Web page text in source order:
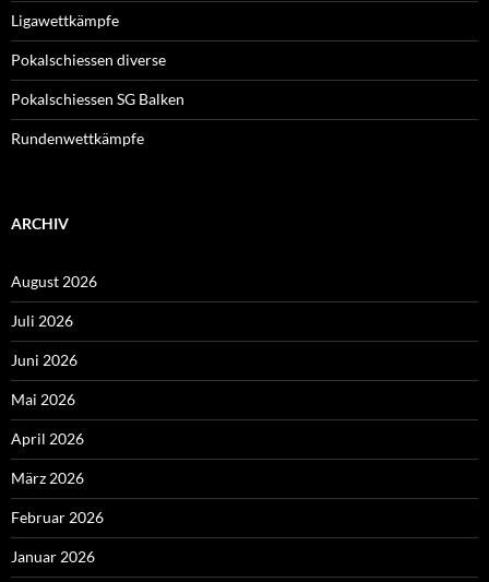
Ligawettkämpfe
Pokalschiessen diverse
Pokalschiessen SG Balken
Rundenwettkämpfe
ARCHIV
August 2026
Juli 2026
Juni 2026
Mai 2026
April 2026
März 2026
Februar 2026
Januar 2026